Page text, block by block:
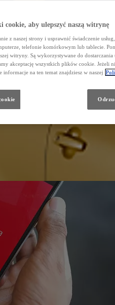
aby ulepszyć naszą witrynę
z naszej strony i usprawnić świadczenie
telefonie komórkowym lub tablecie.
witryny. Są wykorzystywane do dostarczania
akceptację wszystkich plików cookie. Jeżeli
informacje na ten temat znajdziesz w naszej